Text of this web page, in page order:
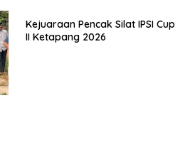
Kejuaraan Pencak Silat IPSI Cup
II Ketapang 2026